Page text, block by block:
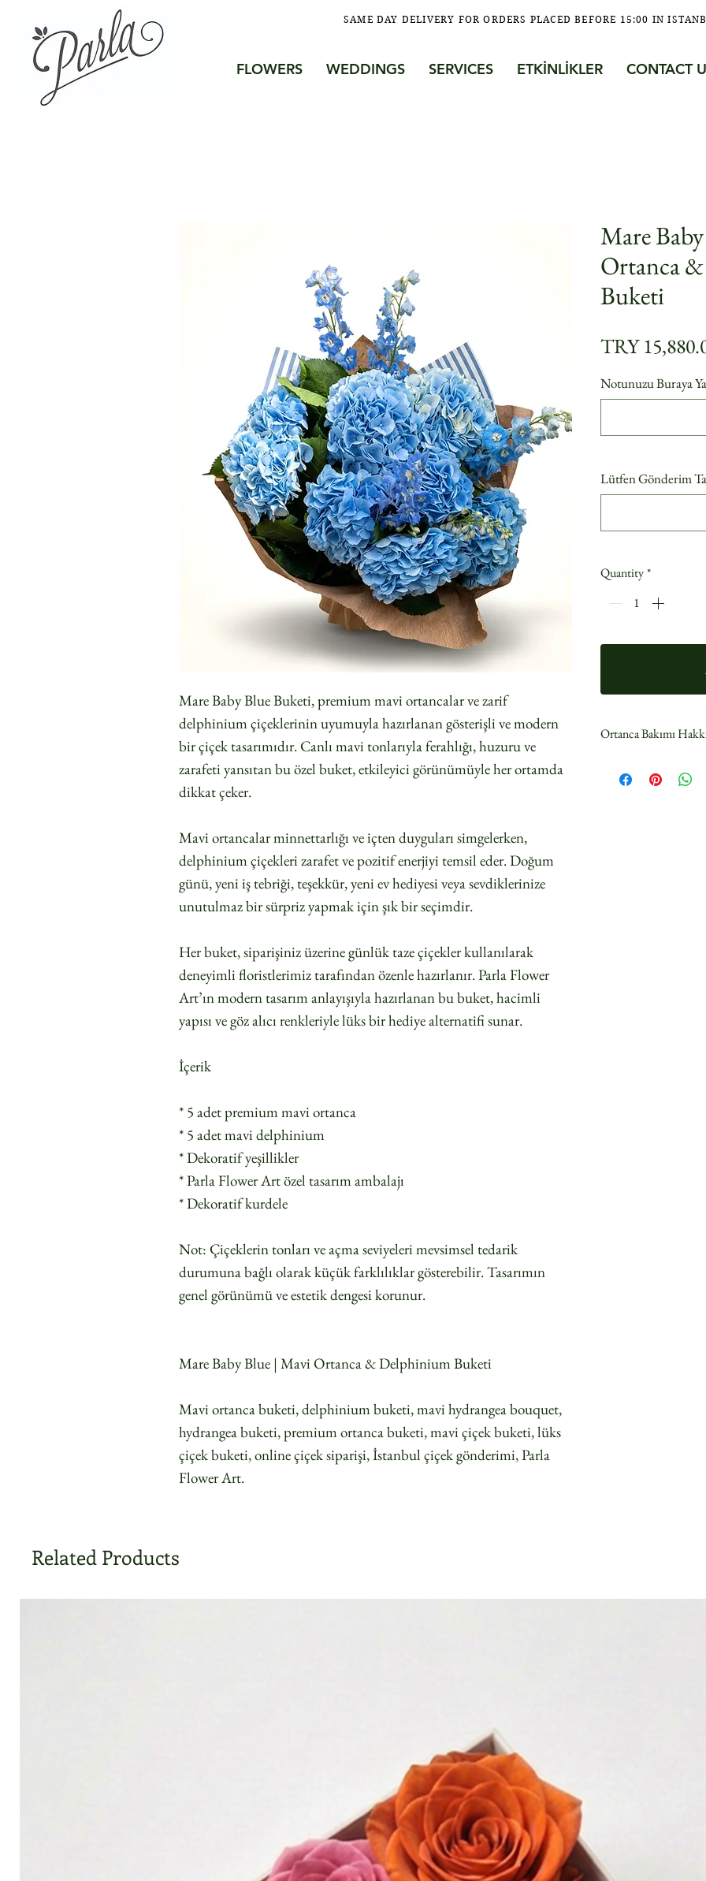
SAME DAY DELIVERY FOR ORDERS PLACED BEFORE 15:00 IN
FLOWERS WEDDINGS SERVICES ETKİNLİKLER CONTACT
Mare Baby Blue Buketi, premium mavi ortancalar ve zarif
delphinium çiçeklerinin uyumuyla hazırlanan gösterişli ve modern
bir çiçek tasarımıdır. Canlı mavi tonlarıyla ferahlığı, huzuru ve
zarafeti yansıtan bu özel buket, etkileyici görünümüyle her ortamda
dikkat çeker.
Mavi ortancalar minnettarlığı ve içten duyguları simgelerken,
delphinium çiçekleri zarafet ve pozitif enerjiyi temsil eder. Doğum
günü, yeni iş tebriği, teşekkür, yeni ev hediyesi veya sevdiklerinize
unutulmaz bir sürpriz yapmak için şık bir seçimdir.
Her buket, siparişiniz üzerine günlük taze çiçekler kullanılarak
deneyimli floristlerimiz tarafından özenle hazırlanır. Parla Flower
Art’ın modern tasarım anlayışıyla hazırlanan bu buket, hacimli
yapısı ve göz alıcı renkleriyle lüks bir hediye alternatifi sunar.
İçerik
* 5 adet premium mavi ortanca
* 5 adet mavi delphinium
* Dekoratif yeşillikler
* Parla Flower Art özel tasarım ambalajı
* Dekoratif kurdele
Not: Çiçeklerin tonları ve açma seviyeleri mevsimsel tedarik
durumuna bağlı olarak küçük farklılıklar gösterebilir. Tasarımın
genel görünümü ve estetik dengesi korunur.
Mare Baby Blue | Mavi Ortanca & Delphinium Buketi
Mavi ortanca buketi, delphinium buketi, mavi hydrangea bouquet,
hydrangea buketi, premium ortanca buketi, mavi çiçek buketi, lüks
çiçek buketi, online çiçek siparişi, İstanbul çiçek gönderimi, Parla
Flower Art.
Mare
Ortanca
Buketi
TRY
Notunuzu Buraya
Lütfen Gönderim
Quantity*
Ortanca Bakımı
yaprakları çıkarın.
Related Products